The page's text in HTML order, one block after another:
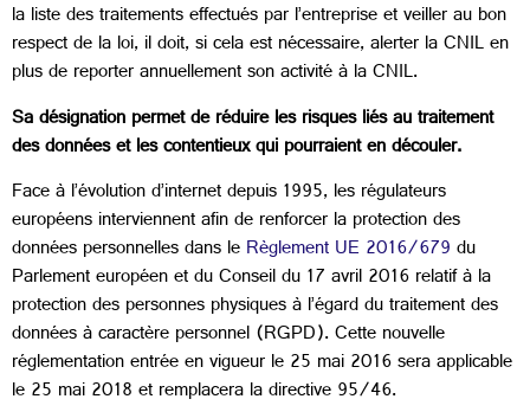
la liste des traitements effectués par l’entreprise et veiller au bon
respect de la loi, il doit, si cela est nécessaire, alerter la CNIL en
plus de reporter annuellement son activité à la CNIL.
Sa désignation permet de réduire les risques liés au traitement
des données et les contentieux qui pourraient en découler.
Face à l’évolution d’internet depuis 1995, les régulateurs
européens interviennent afin de renforcer la protection des
données personnelles dans leRèglement UE 2016/679du
Parlement européen et du Conseil du 17 avril 2016 relatif à la
protection des personnes physiques à l’égard du traitement des
données à caractère personnel (RGPD). Cette nouvelle
réglementation entrée en vigueur le 25 mai 2016 sera applicable
le 25 mai 2018 et remplacera la directive 95/46.